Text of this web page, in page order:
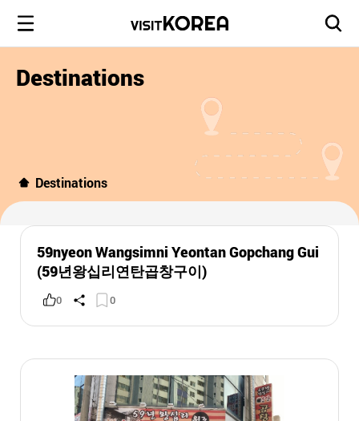
Destinations
Destinations
59nyeon Wangsimni Yeontan Gopchang Gui
(59년왕십리연탄곱창구이)
0 0